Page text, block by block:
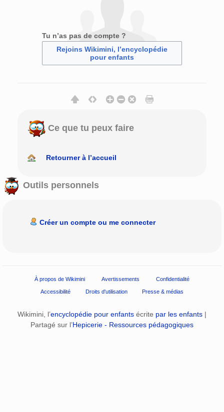
Tu n’as pas de compte ?
Rejoins Wikimini, l’encyclopédie
pour enfants
Ce que tu peux faire
Retourner à l’accueil
Outils personnels
Créer un compte ou me connecter
À propos de Wikimini Avertissements Confidentialité
Accessibilité Droits d'utilisation Presse & médias
Wikimini, l’encyclopédie pour enfants écrite par les enfants |
Partagé sur l’Hepicerie - Ressources pédagogiques